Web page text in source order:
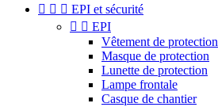
   EPI et sécurité
  EPI
Vêtement de protection
Masque de protection
Lunette de protection
Lampe frontale
Casque de chantier